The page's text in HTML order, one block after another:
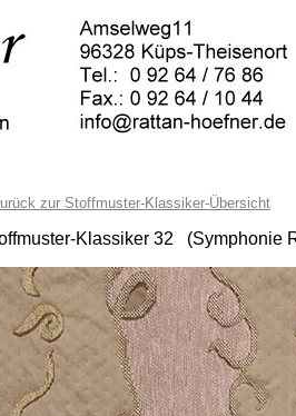
zur Stoffmuster-Klassiker-Übersicht
Klassiker 32 (Symphonie